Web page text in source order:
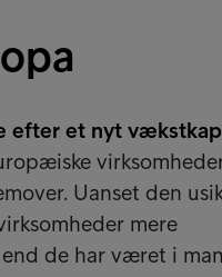
efter et nyt
Uanset den
mere
de har været i